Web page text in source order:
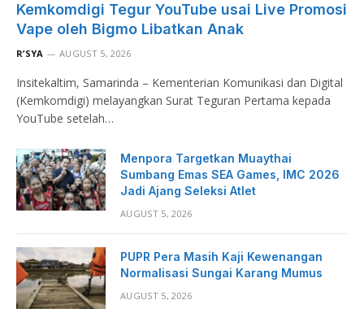
Kemkomdigi Tegur YouTube usai Live Promosi
Vape oleh Bigmo Libatkan Anak
R’SYA AUGUST 5, 2026
Insitekaltim, Samarinda – Kementerian Komunikasi dan Digital
(Kemkomdigi) melayangkan Surat Teguran Pertama kepada
YouTube setelah…
Menpora Targetkan Muaythai
Sumbang Emas SEA Games, IMC 2026
Jadi Ajang Seleksi Atlet
AUGUST 5, 2026
PUPR Pera Masih Kaji Kewenangan
Normalisasi Sungai Karang Mumus
AUGUST 5, 2026